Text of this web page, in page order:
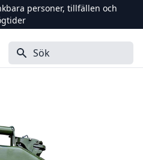
personer, tillfällen och
Sök